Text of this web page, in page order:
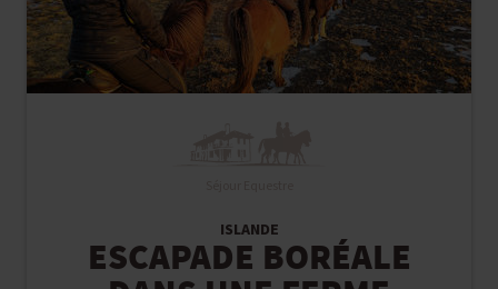
ISLANDE
ESCAPADE BORÉALE